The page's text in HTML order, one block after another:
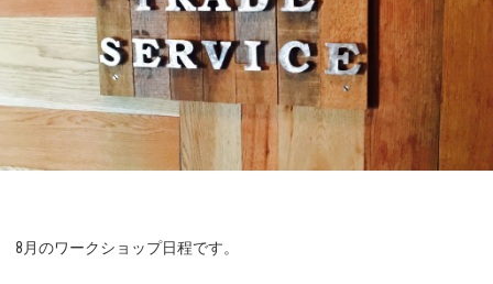
8月のワークショップ日程です。